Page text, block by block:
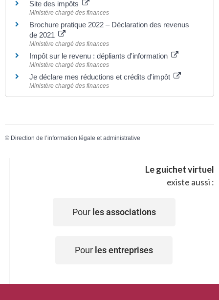
Site des impôts
Ministère chargé des finances
Brochure pratique 2022 – Déclaration des revenus
de 2021
Ministère chargé des finances
Impôt sur le revenu : dépliants d'information
Ministère chargé des finances
Je déclare mes réductions et crédits d'impôt
Ministère chargé des finances
© Direction de l’information légale et administrative
Le guichet virtuel
existe aussi :
Pour les associations
Pour les entreprises